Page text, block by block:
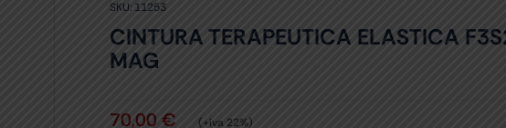
SKU: 11253
CINTURA TERAPEUTICA ELASTICA
MAG
70,00 € (+iva 22%)